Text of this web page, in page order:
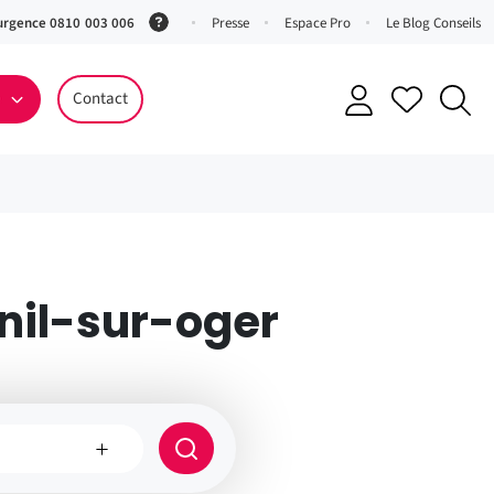
0810 003 006
(ServicePresse Espace Pro Le Blog Conseils
Contact
sur-oger
Rayon